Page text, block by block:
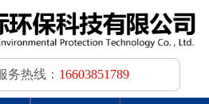
务热线： 16603851789